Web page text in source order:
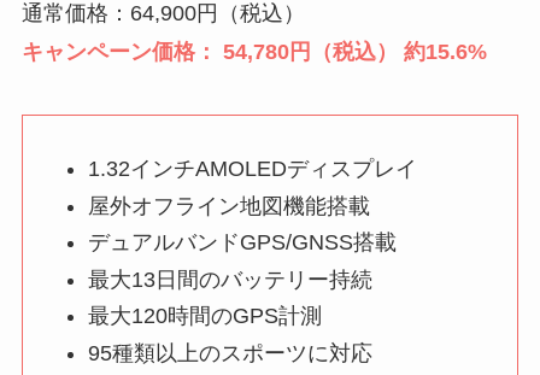
通常価格：64,900円（税込）
キャンペーン価格： 54,780円（税込） 約15.6%
1.32インチAMOLEDディスプレイ
屋外オフライン地図機能搭載
デュアルバンドGPS/GNSS搭載
最大13日間のバッテリー持続
最大120時間のGPS計測
95種類以上のスポーツに対応